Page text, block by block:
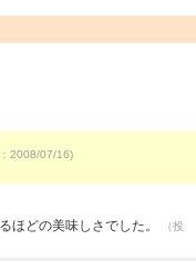
2008/07/16)
ほどの美味しさでした。
（投